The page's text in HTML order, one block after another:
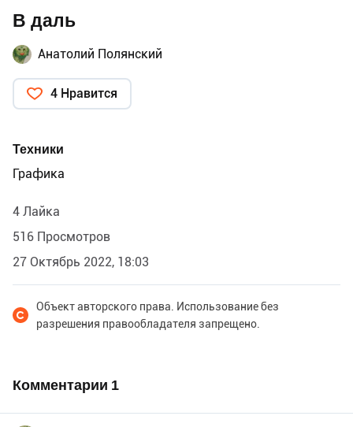
В даль
Анатолий Полянский
4 Нравится
Техники
Графика
4 Лайка
516 Просмотров
27 Октябрь 2022, 18:03
Объект авторского права. Использование без
разрешения правообладателя запрещено.
Комментарии 1